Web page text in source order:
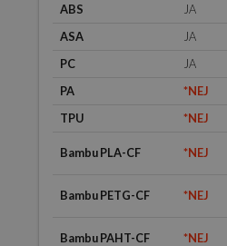
ABS
JA
ASA
JA
PC
JA
PA
*NEJ
TPU
*NEJ
Bambu PLA-CF *NEJ
Bambu PETG-CF *NEJ
Bambu PAHT-CF *NEJ